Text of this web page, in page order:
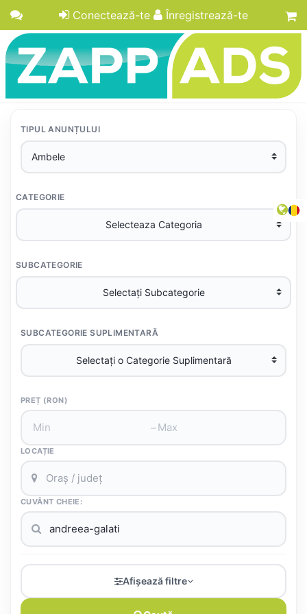
Conectează-te Înregistrează-te
TIPUL ANUNȚULUI
CATEGORIE
SUBCATEGORIE
SUBCATEGORIE SUPLIMENTARĂ
PREȚ (RON)
–
LOCAȚIE
CUVÂNT CHEIE:
Afișează filtre